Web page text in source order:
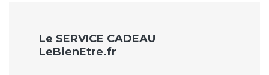
Le SERVICE CADEAU
LeBienEtre.fr